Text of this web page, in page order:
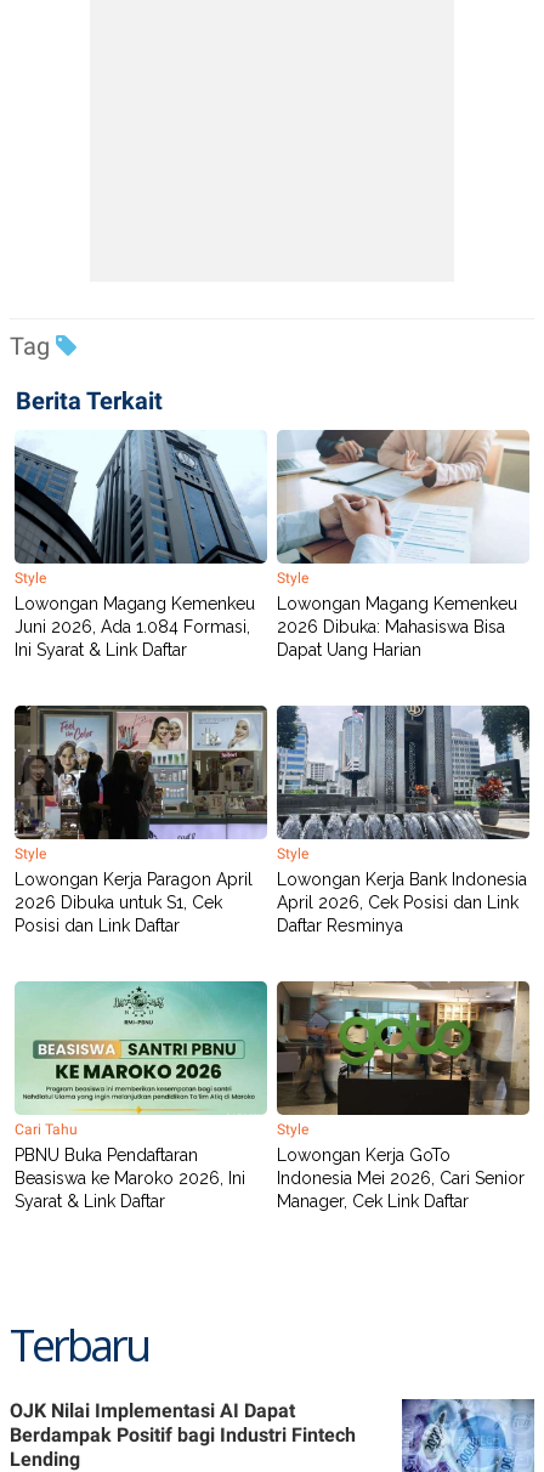
Tag
Berita Terkait
Style
Lowongan Magang Kemenkeu
Juni 2026, Ada 1.084 Formasi,
Ini Syarat & Link Daftar
Style
Lowongan Magang Kemenkeu
2026 Dibuka: Mahasiswa Bisa
Dapat Uang Harian
Style
Lowongan Kerja Paragon April
2026 Dibuka untuk S1, Cek
Posisi dan Link Daftar
Style
Lowongan Kerja Bank Indonesia
April 2026, Cek Posisi dan Link
Daftar Resminya
Cari Tahu
PBNU Buka Pendaftaran
Beasiswa ke Maroko 2026, Ini
Syarat & Link Daftar
Style
Lowongan Kerja GoTo
Indonesia Mei 2026, Cari Senior
Manager, Cek Link Daftar
Terbaru
OJK Nilai Implementasi AI Dapat
Berdampak Positif bagi Industri Fintech
Lending